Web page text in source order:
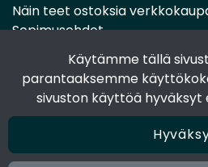
Käytämme tällä
parantaaksemme
sivuston käyttöä hyväksyt
Näin teet ostoksia
Sopimusehdot
Toimitustavat
Maksutavat
Tietosuojaseloste
Seuraa sosiaalisessa